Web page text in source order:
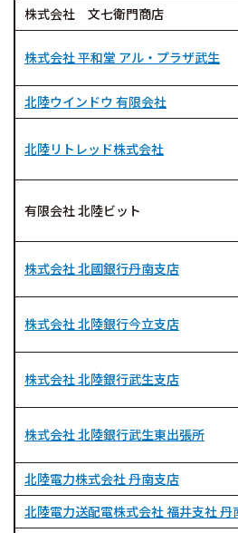
株式会社 文七衛門商店
株式会社 平和堂 アル・プラザ武生
北陸ウインドウ 有限会社
北陸リトレッド株式会社
有限会社 北陸ビット
株式会社 北國銀行丹南支店
株式会社 北陸銀行今立支店
株式会社 北陸銀行武生支店
株式会社 北陸銀行武生東出張所
北陸電力株式会社 丹南支店
北陸電力送配電株式会社 福井支社